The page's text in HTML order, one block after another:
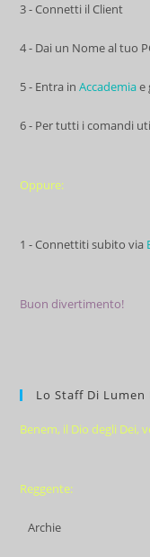
3 - Connetti il Client
4 - Dai un Nome al tuo
5 - Entra inAccademiae
6 - Per tutti i comandi
Oppure:
1 - Connettiti subito via
Buon divertimento!
Lo Staff Di Lumen
Benem, il Dio degli Dei,
Reggente:
Archie